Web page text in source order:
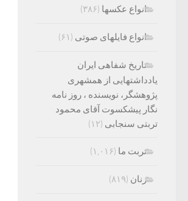
انواع عکسها (۳۸۶)
انواع فایلهای صوتی (۶۱)
تاریخ شفاهی ایران
یادداشتهایی از همشهری
پژوهشگر، نویسنده ، روز نامه
نگار پیشکسوت آقای محمود
تربتی سنجابی (۱۲)
تربت ما (۱,۰۱۶)
زنان (۸۱۹)